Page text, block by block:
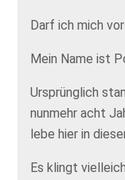
Darf ich mich
Mein Name ist
Ursprünglich
nunmehr acht
lebe hier in
Es klingt